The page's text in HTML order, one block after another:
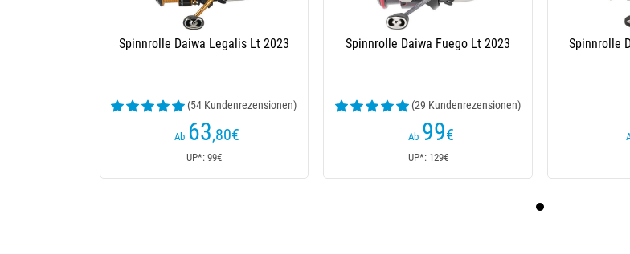
Spinnrolle Daiwa Legalis Lt 2023
(54 Kundenrezensionen)
Ab 63,80€
UP*: 99€
Spinnrolle Daiwa Fuego Lt 2023
(29 Kundenrezensionen)
Ab 99€
UP*: 129€
Spinnrolle